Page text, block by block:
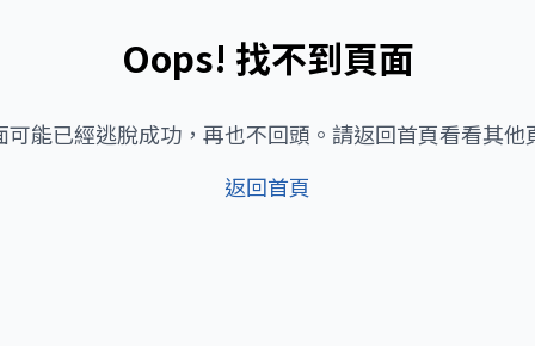
Oops! 找不到頁面
可能已經逃脫成功，再也不回頭。請返回首頁看看其他
返回首頁